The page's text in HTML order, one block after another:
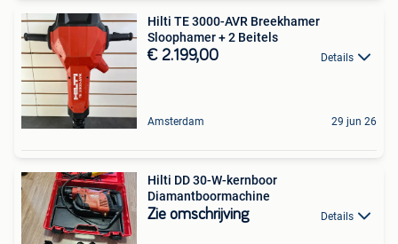
Hilti TE 3000-AVR Breekhamer
Sloophamer + 2 Beitels
€ 2.199,00 Details
Amsterdam 29 jun 26
Hilti DD 30-W-kernboor
Diamantboormachine
Zie omschrijving Details